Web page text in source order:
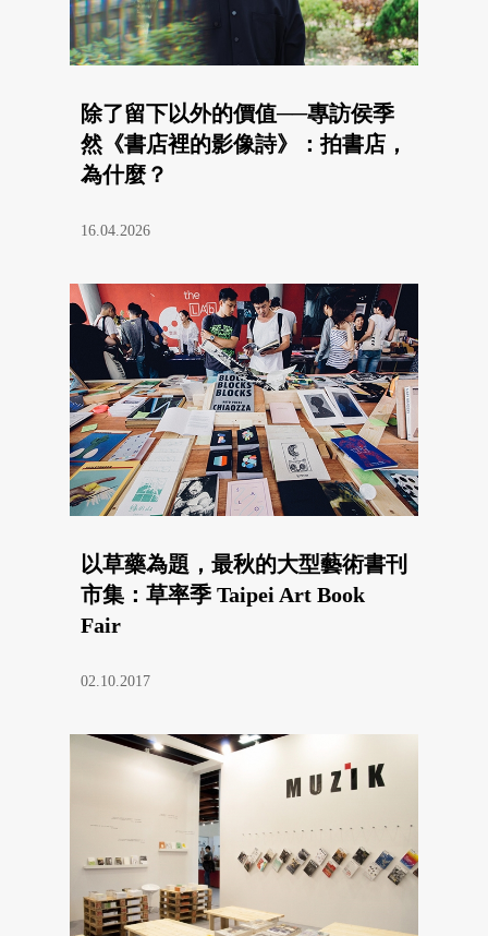
除了留下以外的價值──專訪侯季
然《書店裡的影像詩》：拍書店，
為什麼？
16.04.2026
以草藥為題，最秋的大型藝術書刊
市集：草率季 Taipei Art Book
Fair
02.10.2017